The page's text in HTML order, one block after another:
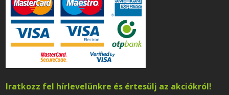
Iratkozz fel hírlevelünkre és értesülj az akciókról!